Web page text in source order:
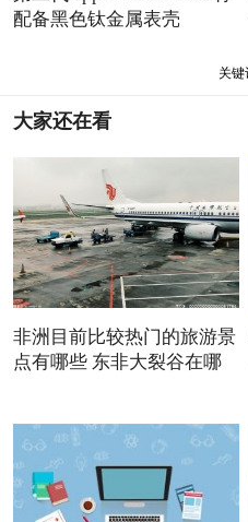
配备黑色钛金属表壳
关键
大家还在看
非洲目前比较热门的旅游景
点有哪些 东非大裂谷在哪